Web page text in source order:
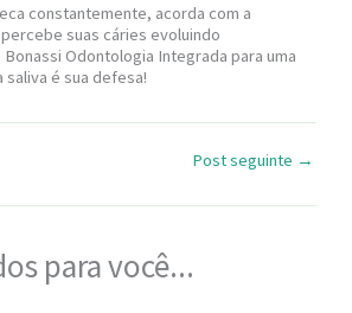
constantemente, acorda com a
suas cáries evoluindo
Odontologia Integrada para uma
saliva é sua defesa!
Post seguinte →
para você...